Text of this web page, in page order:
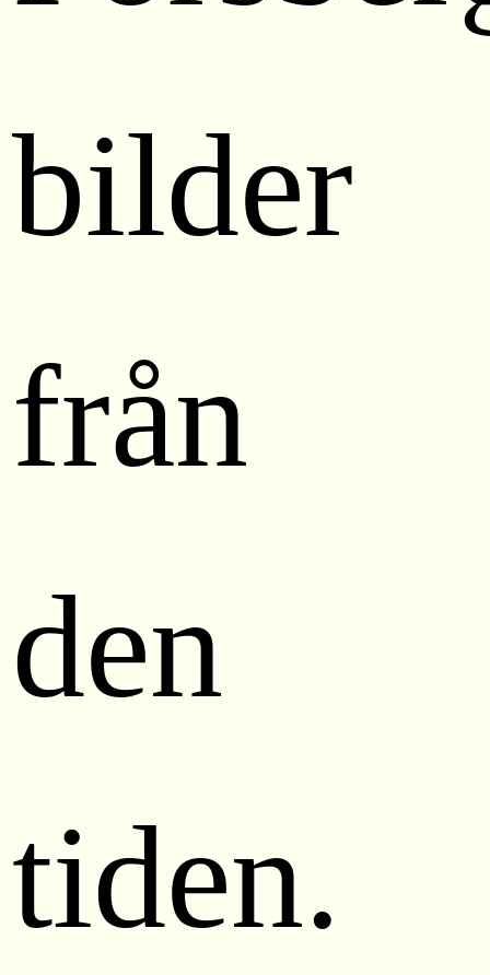
bilder
från
den
tiden.